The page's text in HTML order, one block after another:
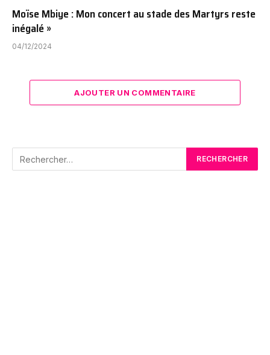
Moïse Mbiye : Mon concert au stade des Martyrs reste
inégalé »
04/12/2024
AJOUTER UN COMMENTAIRE